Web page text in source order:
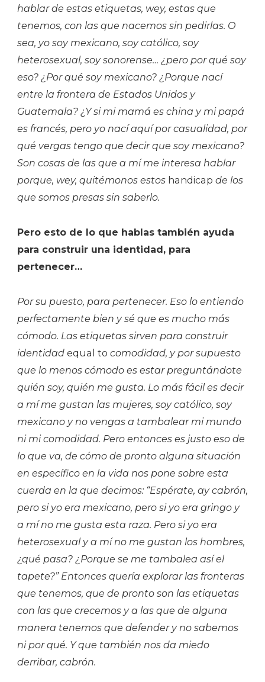
hablar de estas etiquetas, wey, estas que
tenemos, con las que nacemos sin pedirlas. O
sea, yo soy mexicano, soy católico, soy
heterosexual, soy sonorense… ¿pero por qué soy
eso? ¿Por qué soy mexicano? ¿Porque nací
entre la frontera de Estados Unidos y
Guatemala? ¿Y si mi mamá es china y mi papá
es francés, pero yo nací aquí por casualidad, por
qué vergas tengo que decir que soy mexicano?
Son cosas de las que a mí me interesa hablar
porque, wey, quitémonos estos handicap de los
que somos presas sin saberlo.
Pero esto de lo que hablas también ayuda
para construir una identidad, para
pertenecer…
Por su puesto, para pertenecer. Eso lo entiendo
perfectamente bien y sé que es mucho más
cómodo. Las etiquetas sirven para construir
identidad equal to comodidad, y por supuesto
que lo menos cómodo es estar preguntándote
quién soy, quién me gusta. Lo más fácil es decir
a mí me gustan las mujeres, soy católico, soy
mexicano y no vengas a tambalear mi mundo
ni mi comodidad. Pero entonces es justo eso de
lo que va, de cómo de pronto alguna situación
en específico en la vida nos pone sobre esta
cuerda en la que decimos: “Espérate, ay cabrón,
pero si yo era mexicano, pero si yo era gringo y
a mí no me gusta esta raza. Pero si yo era
heterosexual y a mí no me gustan los hombres,
¿qué pasa? ¿Porque se me tambalea así el
tapete?” Entonces quería explorar las fronteras
que tenemos, que de pronto son las etiquetas
con las que crecemos y a las que de alguna
manera tenemos que defender y no sabemos
ni por qué. Y que también nos da miedo
derribar, cabrón.